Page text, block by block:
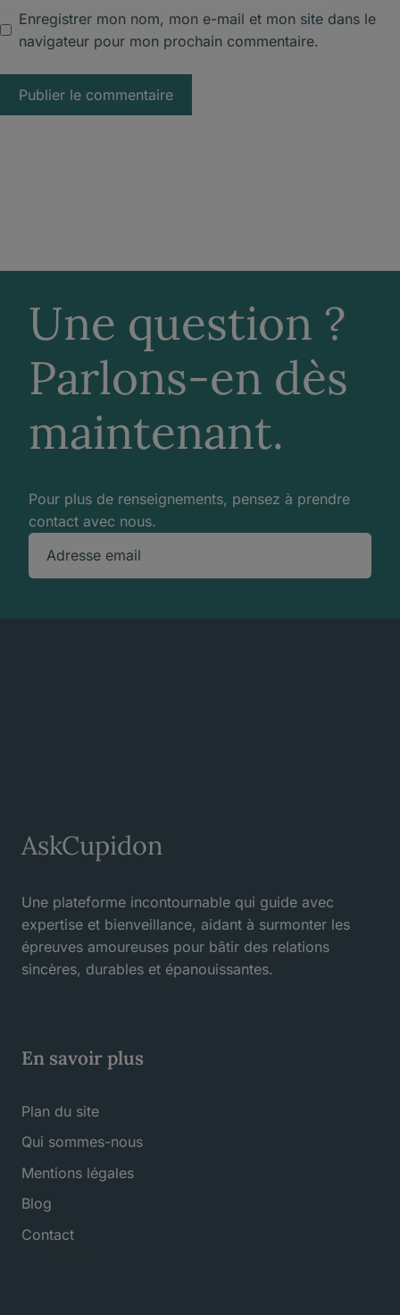
Enregistrer mon nom, mon e-mail et mon site dans le
navigateur pour mon prochain commentaire.
Une question ?
Parlons-en dès
maintenant.
Pour plus de renseignements, pensez à prendre
contact avec nous.
Adresse email
AskCupidon
Une plateforme incontournable qui guide avec
expertise et bienveillance, aidant à surmonter les
épreuves amoureuses pour bâtir des relations
sincères, durables et épanouissantes.
En savoir plus
Plan du site
Qui sommes-nous
Mentions légales
Blog
Contact